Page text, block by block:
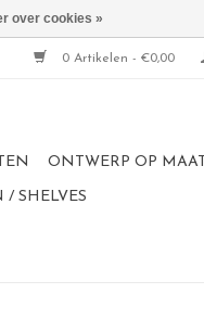
0 Artikelen - €0,00
ONTWERP OP MAAT
SHELVES
over cookies »